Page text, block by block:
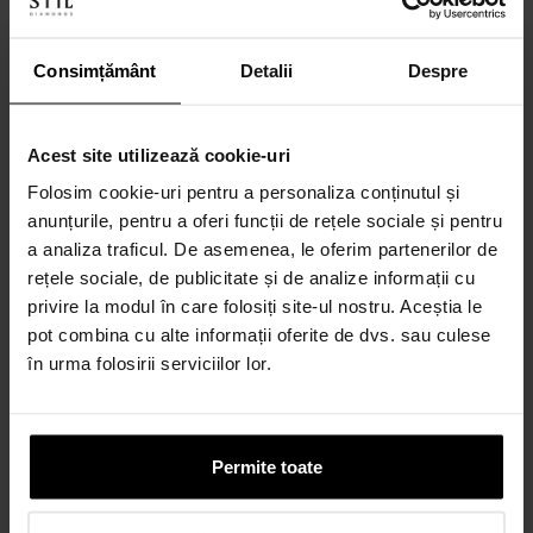
Consimțământ Detalii Despre
Acest site utilizează cookie-uri
Folosim cookie-uri pentru a personaliza conținutul și
anunțurile, pentru a oferi funcții de rețele sociale și pentru
a analiza traficul. De asemenea, le oferim partenerilor de
rețele sociale, de publicitate și de analize informații cu
privire la modul în care folosiți site-ul nostru. Aceștia le
pot combina cu alte informații oferite de dvs. sau culese
în urma folosirii serviciilor lor.
Permite toate
CALCULEAZĂ
6-60 rate lunare prin credit 100% online
CALCULEAZĂ RATA
Credit 100% Online prin UniCredit
Consumer Financing IF.N. S.A.
CALCULEAZĂ RATA